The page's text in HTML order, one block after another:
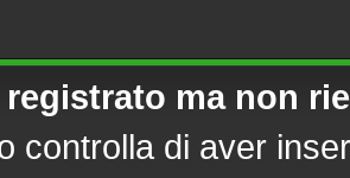
registrato ma non
controlla di aver